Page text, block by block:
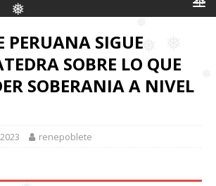
❅
❅
❅
❅
PERUANA SIGUE
SOBRE LO QUE
SOBERANIA A NIVEL
renepoblete